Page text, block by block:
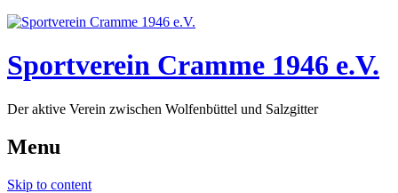
Sportverein Cramme 1946 e.V.
Der aktive Verein zwischen Wolfenbüttel und Salzgitter
Menu
Skip to content